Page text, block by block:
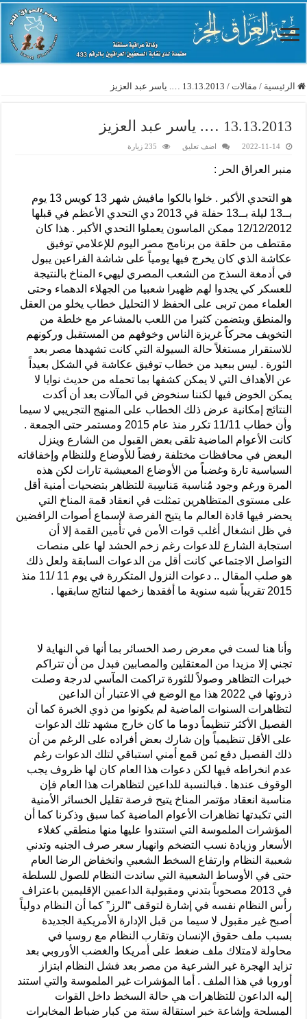
الرئيسية / مقالات / 13.13.2013 …. ياسر عبد العزيز
13.13.2013 …. ياسر عبد العزيز
2022-11-14 اضف تعليق 235 زيارة
منبر العراق الحر :
هو التحدي الأكبر . خلوا بالكوا مافيش شهر 13 كويس 13 يوم
بــ13 ليلة بــ13 حفلة في 2013 دي التحدي الأعظم في قبلها
12/12/2012 ممكن الماسون يعملوا التحدي الأكبر . هذا كان
مقتطف من حلقة من برنامج مصر اليوم للإعلامي توفيق
عكاشة الذي كان يخرج فيها يومياً على شاشة الفراعين يبول
في أدمغة السذج من الشعب المصري ليهيء المناخ بالنتيجة
للعسكر كي يجدوا لهم ظهيرا شعبيا من الجهلاء الدهماء وحتى
العلماء ممن تربى على الحفظ لا التحليل خطاب يخلو من العقل
والمنطق ويتضمن كثيرا من اللعب بالمشاعر مع خلطة من
التخويف محركاً غريزة الناس وخوفهم من المستقبل وركونهم
للاستقرار مستغلاً حالة السيولة التي كانت تشهدها مصر بعد
الثورة . ليس ببعيد من خطاب توفيق عكاشة في الشكل بعيداً
عن الأهداف التي لا يمكن كشفها بما تحمله من حديث نوايا لا
يمكن الخوض فيها لكننا سنخوض في المآلات بعد أن أكدت
النتائج إمكانية عرض ذلك الخطاب على المنهج التجريبي لا سيما
وأن خطاب 11/11 تكرر منذ عام 2015 ومستمر حتى الجمعة .
كانت الأعوام الماضية تلقى بعض القبول من الشارع وينزل
البعض في محافظات مختلفة رفضاً للأوضاع وللنظام وإخفاقاته
السياسية تارة وغضباً من الأوضاع المعيشية تارات لكن هذه
المرة ورغم وجود مُناسبة مَناسِبة للتظاهر بتضحيات أمنية أقل
على مستوى المتظاهرين تمثلت في انعقاد قمة المناخ التي
يحضر فيها قادة العالم ما يتيح الفرصة لإسماع أصوات الرافضين
في ظل انشغال أغلب قوات الأمن في تأمين القمة إلا أن
استجابة الشارع للدعوات رغم زخم الحشد لها على منصات
التواصل الاجتماعي كانت أقل من الدعوات السابقة ولعل ذلك
هو صلب المقال .. دعوات النزول المتكررة في يوم 11 /11 منذ
2015 تقريباً شبه سنوية ما أفقدها زخمها لنتائج سابقيها .
وأنا هنا لست في معرض رصد الخسائر بما أنها في النهاية لا
تجني إلا مزيدا من المعتقلين والمصابين فبدل من أن تتراكم
خبرات التظاهر وصولاً للثورة تراكمت المآسي لدرجة وصلت
ذروتها في 2022 هذا مع الوضع في الاعتبار أن الداعين
لتظاهرات السنوات الماضية لم يكونوا من ذوي الخبرة كما أن
الفصيل الأكثر تنظيماً دوما ما كان خارج مشهد تلك الدعوات
على الأقل تنظيمياً وإن شارك بعض أفراده على الرغم من أن
ذلك الفصيل دفع ثمن قمع أمني استباقي لتلك الدعوات رغم
عدم انخراطه فيها لكن دعوات هذا العام كان لها ظروف يجب
الوقوف عندها . فبالنسبة للداعين لتظاهرات هذا العام فإن
مناسبة انعقاد مؤتمر المناخ يتيح فرصة تقليل الخسائر الأمنية
التي تكبدتها تظاهرات الأعوام الماضية كما سبق وذكرنا كما أن
المؤشرات الملموسة التي استندوا عليها منها منطقي كغلاء
الأسعار وزيادة نسب التضخم وانهيار سعر صرف الجنيه وتدني
شعبية النظام وارتفاع السخط الشعبي وانخفاض الرضا العام
حتى في الأوساط الشعبية التي ساندت النظام للصول للسلطة
في 2013 مصحوباً بتدني ومقبولية الداعمين الإقليمين باعتراف
رأس النظام نفسه في إشارة لتوقف “الرز” كما أن النظام دولياً
أصبح غير مقبول لا سيما من قبل الإدارة الأمريكية الجديدة
بسبب ملف حقوق الإنسان وتقارب النظام مع روسيا في
محاولة لامتلاك ملف ضغط على أمريكا والغضب الأوروبي بعد
تزايد الهجرة غير الشرعية من مصر بعد فشل النظام ابتزاز
أوروبا في هذا الملف . أما المؤشرات غير الملموسة والتي استند
إليه الداعون للتظاهرات هي حالة السخط داخل القوات
المسلحة وإشاعة خبر استقالة ستة من كبار ضباط المخابرات